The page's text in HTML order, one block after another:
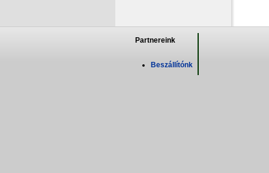
Partnereink
Beszállítónk